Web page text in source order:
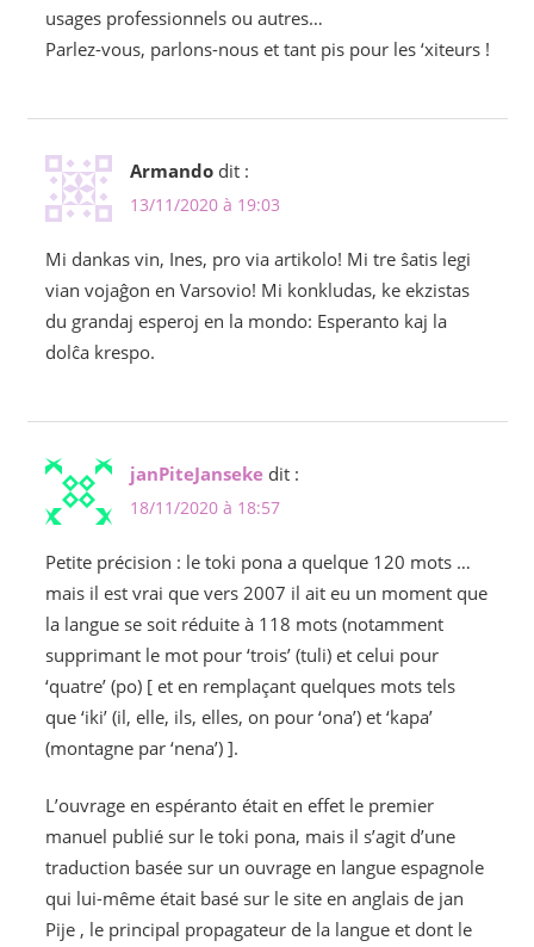
usages professionnels ou autres…
Parlez-vous, parlons-nous et tant pis pour les ‘xiteurs !
Armando dit :
13/11/2020 à 19:03
Mi dankas vin, Ines, pro via artikolo! Mi tre ŝatis legi
vian vojaĝon en Varsovio! Mi konkludas, ke ekzistas
du grandaj esperoj en la mondo: Esperanto kaj la
dolĉa krespo.
janPiteJanseke dit :
18/11/2020 à 18:57
Petite précision : le toki pona a quelque 120 mots …
mais il est vrai que vers 2007 il ait eu un moment que
la langue se soit réduite à 118 mots (notamment
supprimant le mot pour ‘trois’ (tuli) et celui pour
‘quatre’ (po) [ et en remplaçant quelques mots tels
que ‘iki’ (il, elle, ils, elles, on pour ‘ona’) et ‘kapa’
(montagne par ‘nena’) ].
L’ouvrage en espéranto était en effet le premier
manuel publié sur le toki pona, mais il s’agit d’une
traduction basée sur un ouvrage en langue espagnole
qui lui-même était basé sur le site en anglais de jan
Pije , le principal propagateur de la langue et dont le